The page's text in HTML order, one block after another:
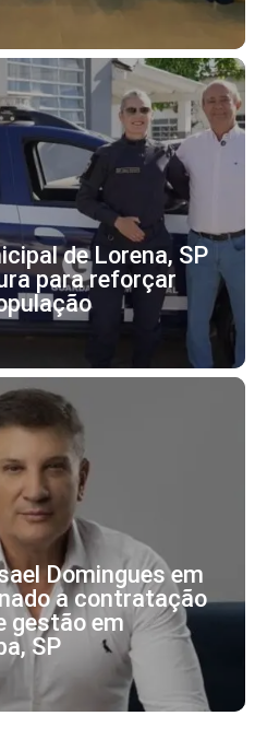
de Lorena, SP
para reforçar
Domingues em
a contratação
gestão em
SP